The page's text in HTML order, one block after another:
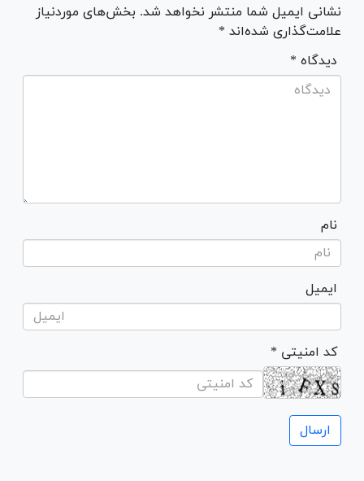
نشانی ایمیل شما منتشر نخواهد شد. بخش‌های موردنیاز
علامت‌گذاری شده‌اند *
* دیدگاه
نام
ایمیل
* کد امنیتی